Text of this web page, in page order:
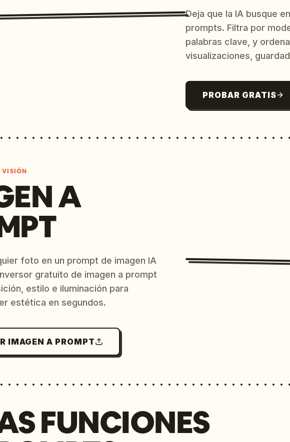
Deja que la IA busque
prompts. Filtra por
palabras clave, y
visualizaciones,
PROBAR GRATIS
VISIÓN
A
foto en un prompt de imagen IA
gratuito de imagen a prompt
estilo e iluminación para
estética en segundos.
IMAGEN A PROMPT
FUNCIONES